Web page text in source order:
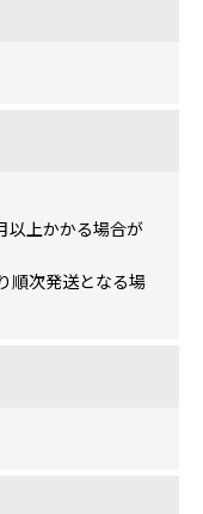
以上かかる場合が
順次発送となる場